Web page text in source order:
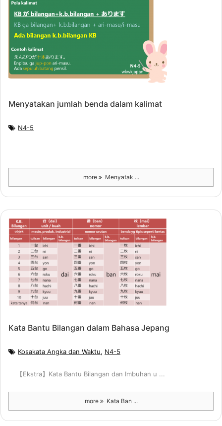
Menyatakan jumlah benda dalam kalimat
N4-5
more Menyatak ...
Kata Bantu Bilangan dalam Bahasa Jepang
Kosakata Angka dan Waktu, N4-5
【Ekstra】Kata Bantu Bilangan dan Imbuhan u ...
more Kata Ban ...